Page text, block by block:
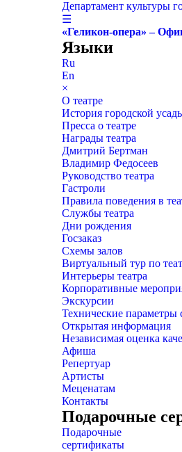
Департамент культуры
☰
«Геликон-опера» –
Языки
Ru
En
×
О театре
История городской
Пресса о театре
Награды театра
Дмитрий Бертман
Владимир Федосеев
Руководство театра
Гастроли
Правила поведения в
Службы театра
Дни рождения
Госзаказ
Схемы залов
Виртуальный тур по
Интерьеры театра
Корпоративные
Экскурсии
Технические параметры
Открытая информация
Независимая оценка
Афиша
Репертуар
Артисты
Меценатам
Контакты
Подарочные
Подарочные
сертификаты